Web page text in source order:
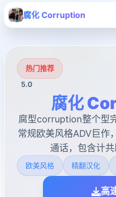
腐化 Corruption
热门推荐
5.0
腐化
腐型corruption整个型
常规欧美风格ADV巨作
通话，包含计共
欧美风格 精翻汉化
高